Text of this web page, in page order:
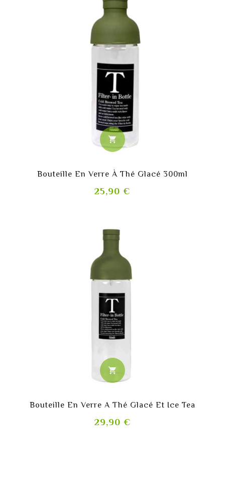
shopping_cart
Bouteille En Verre À Thé Glacé 300ml
25,90 €
shopping_cart
Bouteille En Verre A Thé Glacé Et Ice Tea
29,90 €